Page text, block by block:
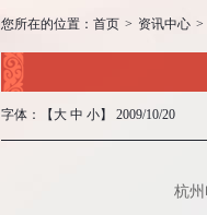
您所在的位置： 首页 > 资讯中心 >
字体：【 大 中 小】 2009/10/20
杭州电